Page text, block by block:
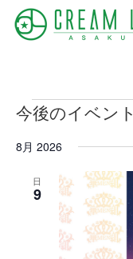
イ
ベ
ン
今後のイベント
付
を
8月 2026
日
9